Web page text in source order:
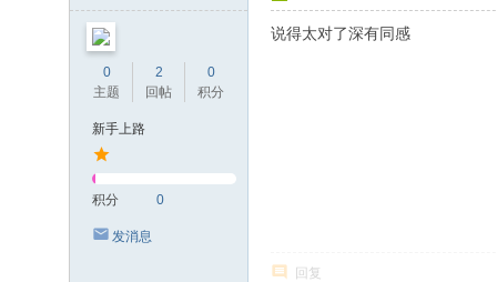
0
主题
2
回帖
0
积分
新手上路
积分 0
发消息
说得太对了深有同感
回复